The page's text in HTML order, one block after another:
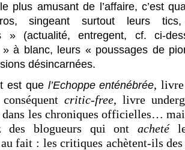
plus amusant de l’affaire, c’est
singeant surtout leurs tics,
» (actualité, entregent, cf. ci-
à blanc, leurs « poussages de
désincarnées.
est que l’Echoppe enténébrée, livre
critic-free, livre
dans les chroniques officielles…
des blogueurs qui ont achetéle
fait : les critiques achètent-ils